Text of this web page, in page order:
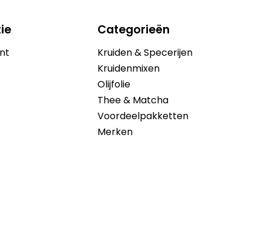
Categorieën
Kruiden & Specerijen
Kruidenmixen
Olijfolie
Thee & Matcha
Voordeelpakketten
Merken